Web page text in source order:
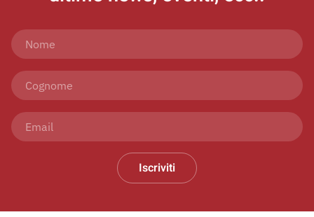
Iscriviti